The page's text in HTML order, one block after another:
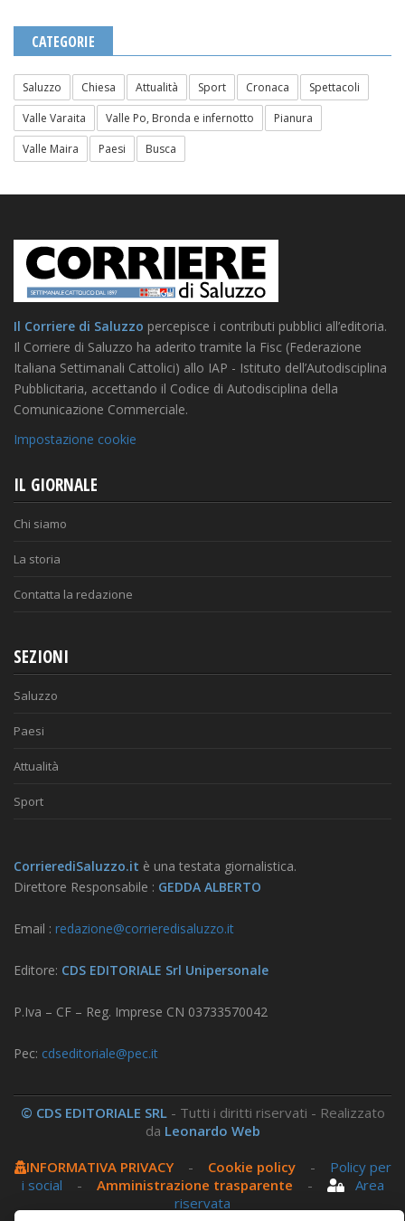
CATEGORIE
Saluzzo Chiesa Attualità Sport Cronaca
Spettacoli
Valle Varaita
Valle Po, Bronda e infernotto
Pianura
Valle Maira
Paesi Busca
Il Corriere di Saluzzo percepisce i contributi pubblici all’editoria.
Il Corriere di Saluzzo ha aderito tramite la Fisc (Federazione
Italiana Settimanali Cattolici) allo IAP - Istituto dell’Autodisciplina
Pubblicitaria, accettando il Codice di Autodisciplina della
Comunicazione Commerciale.
Impostazione cookie
IL GIORNALE
Chi siamo
La storia
Contatta la redazione
SEZIONI
Saluzzo
Paesi
Attualità
Sport
CorrierediSaluzzo.it è una testata giornalistica.
Direttore Responsabile : GEDDA ALBERTO
Email : redazione@corrieredisaluzzo.it
Editore: CDS EDITORIALE Srl Unipersonale
P.Iva – CF – Reg. Imprese CN 03733570042
Pec: cdseditoriale@pec.it
© CDS EDITORIALE SRL - Tutti i diritti riservati - Realizzato
da Leonardo Web
INFORMATIVA PRIVACY- Cookie policy- Policy per
i social - Amministrazione trasparente -
Area
riservata